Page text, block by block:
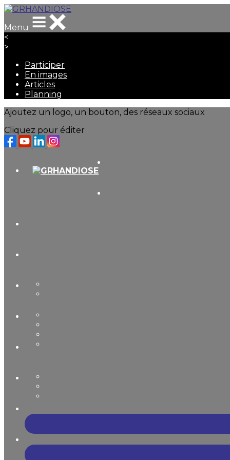
Menu
<
>
Participer
En images
Articles
Planning
Ajoutez un logo, un bouton, des réseaux sociaux
Cliquez pour éditer